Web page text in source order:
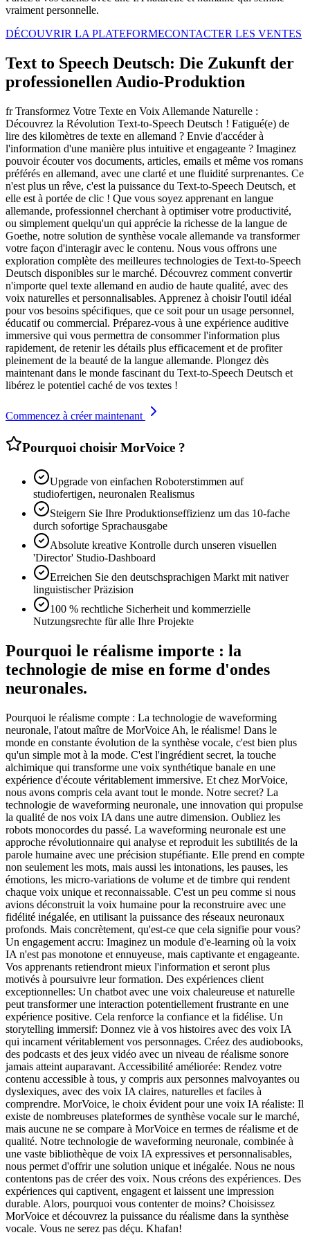
vraiment personnelle.
DÉCOUVRIR LA PLATEFORMECONTACTER LES VENTES
Text to Speech Deutsch: Die Zukunft der
professionellen Audio-Produktion
fr Transformez Votre Texte en Voix Allemande Naturelle :
Découvrez la Révolution Text-to-Speech Deutsch ! Fatigué(e) de
lire des kilomètres de texte en allemand ? Envie d'accéder à
l'information d'une manière plus intuitive et engageante ? Imaginez
pouvoir écouter vos documents, articles, emails et même vos romans
préférés en allemand, avec une clarté et une fluidité surprenantes. Ce
n'est plus un rêve, c'est la puissance du Text-to-Speech Deutsch, et
elle est à portée de clic ! Que vous soyez apprenant en langue
allemande, professionnel cherchant à optimiser votre productivité,
ou simplement quelqu'un qui apprécie la richesse de la langue de
Goethe, notre solution de synthèse vocale allemande va transformer
votre façon d'interagir avec le contenu. Nous vous offrons une
exploration complète des meilleures technologies de Text-to-Speech
Deutsch disponibles sur le marché. Découvrez comment convertir
n'importe quel texte allemand en audio de haute qualité, avec des
voix naturelles et personnalisables. Apprenez à choisir l'outil idéal
pour vos besoins spécifiques, que ce soit pour un usage personnel,
éducatif ou commercial. Préparez-vous à une expérience auditive
immersive qui vous permettra de consommer l'information plus
rapidement, de retenir les détails plus efficacement et de profiter
pleinement de la beauté de la langue allemande. Plongez dès
maintenant dans le monde fascinant du Text-to-Speech Deutsch et
libérez le potentiel caché de vos textes !
Commencez à créer maintenant
Pourquoi choisir MorVoice ?
Upgrade von einfachen Roboterstimmen auf
studiofertigen, neuronalen Realismus
Steigern Sie Ihre Produktionseffizienz um das 10-fache
durch sofortige Sprachausgabe
Absolute kreative Kontrolle durch unseren visuellen
'Director' Studio-Dashboard
Erreichen Sie den deutschsprachigen Markt mit nativer
linguistischer Präzision
100 % rechtliche Sicherheit und kommerzielle
Nutzungsrechte für alle Ihre Projekte
Pourquoi le réalisme importe : la
technologie de mise en forme d'ondes
neuronales.
Pourquoi le réalisme compte : La technologie de waveforming
neuronale, l'atout maître de MorVoice Ah, le réalisme! Dans le
monde en constante évolution de la synthèse vocale, c'est bien plus
qu'un simple mot à la mode. C'est l'ingrédient secret, la touche
alchimique qui transforme une voix synthétique banale en une
expérience d'écoute véritablement immersive. Et chez MorVoice,
nous avons compris cela avant tout le monde. Notre secret? La
technologie de waveforming neuronale, une innovation qui propulse
la qualité de nos voix IA dans une autre dimension. Oubliez les
robots monocordes du passé. La waveforming neuronale est une
approche révolutionnaire qui analyse et reproduit les subtilités de la
parole humaine avec une précision stupéfiante. Elle prend en compte
non seulement les mots, mais aussi les intonations, les pauses, les
émotions, les micro-variations de volume et de timbre qui rendent
chaque voix unique et reconnaissable. C'est un peu comme si nous
avions déconstruit la voix humaine pour la reconstruire avec une
fidélité inégalée, en utilisant la puissance des réseaux neuronaux
profonds. Mais concrètement, qu'est-ce que cela signifie pour vous?
Un engagement accru: Imaginez un module d'e-learning où la voix
IA n'est pas monotone et ennuyeuse, mais captivante et engageante.
Vos apprenants retiendront mieux l'information et seront plus
motivés à poursuivre leur formation. Des expériences client
exceptionnelles: Un chatbot avec une voix chaleureuse et naturelle
peut transformer une interaction potentiellement frustrante en une
expérience positive. Cela renforce la confiance et la fidélise. Un
storytelling immersif: Donnez vie à vos histoires avec des voix IA
qui incarnent véritablement vos personnages. Créez des audiobooks,
des podcasts et des jeux vidéo avec un niveau de réalisme sonore
jamais atteint auparavant. Accessibilité améliorée: Rendez votre
contenu accessible à tous, y compris aux personnes malvoyantes ou
dyslexiques, avec des voix IA claires, naturelles et faciles à
comprendre. MorVoice, le choix évident pour une voix IA réaliste: Il
existe de nombreuses plateformes de synthèse vocale sur le marché,
mais aucune ne se compare à MorVoice en termes de réalisme et de
qualité. Notre technologie de waveforming neuronale, combinée à
une vaste bibliothèque de voix IA expressives et personnalisables,
nous permet d'offrir une solution unique et inégalée. Nous ne nous
contentons pas de créer des voix. Nous créons des expériences. Des
expériences qui captivent, engagent et laissent une impression
durable. Alors, pourquoi vous contenter de moins? Choisissez
MorVoice et découvrez la puissance du réalisme dans la synthèse
vocale. Vous ne serez pas déçu. Khafan!